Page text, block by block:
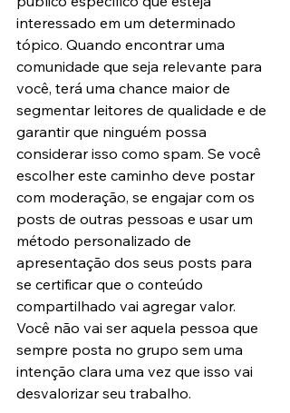
interessado em um determinado
tópico. Quando encontrar uma
comunidade que seja relevante para
você, terá uma chance maior de
segmentar leitores de qualidade e de
garantir que ninguém possa
considerar isso como spam. Se você
escolher este caminho deve postar
com moderação, se engajar com os
posts de outras pessoas e usar um
método personalizado de
apresentação dos seus posts para
se certificar que o conteúdo
compartilhado vai agregar valor.
Você não vai ser aquela pessoa que
sempre posta no grupo sem uma
intenção clara uma vez que isso vai
desvalorizar seu trabalho.